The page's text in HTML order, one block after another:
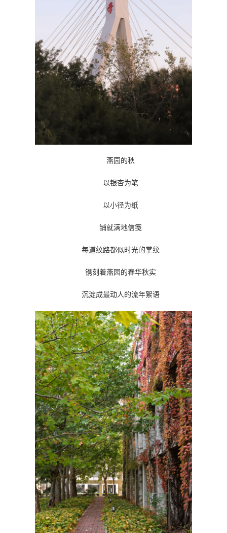
燕园的秋
以银杏为笔
以小径为纸
铺就满地信笺
每道纹路都似时光的掌纹
镌刻着燕园的春华秋实
沉淀成最动人的流年絮语